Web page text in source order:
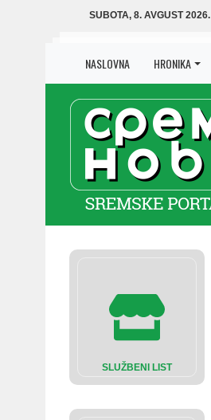
SUBOTA, 8. AVGUST 2026.
NASLOVNA HRONIKA
SLUŽBENI LIST